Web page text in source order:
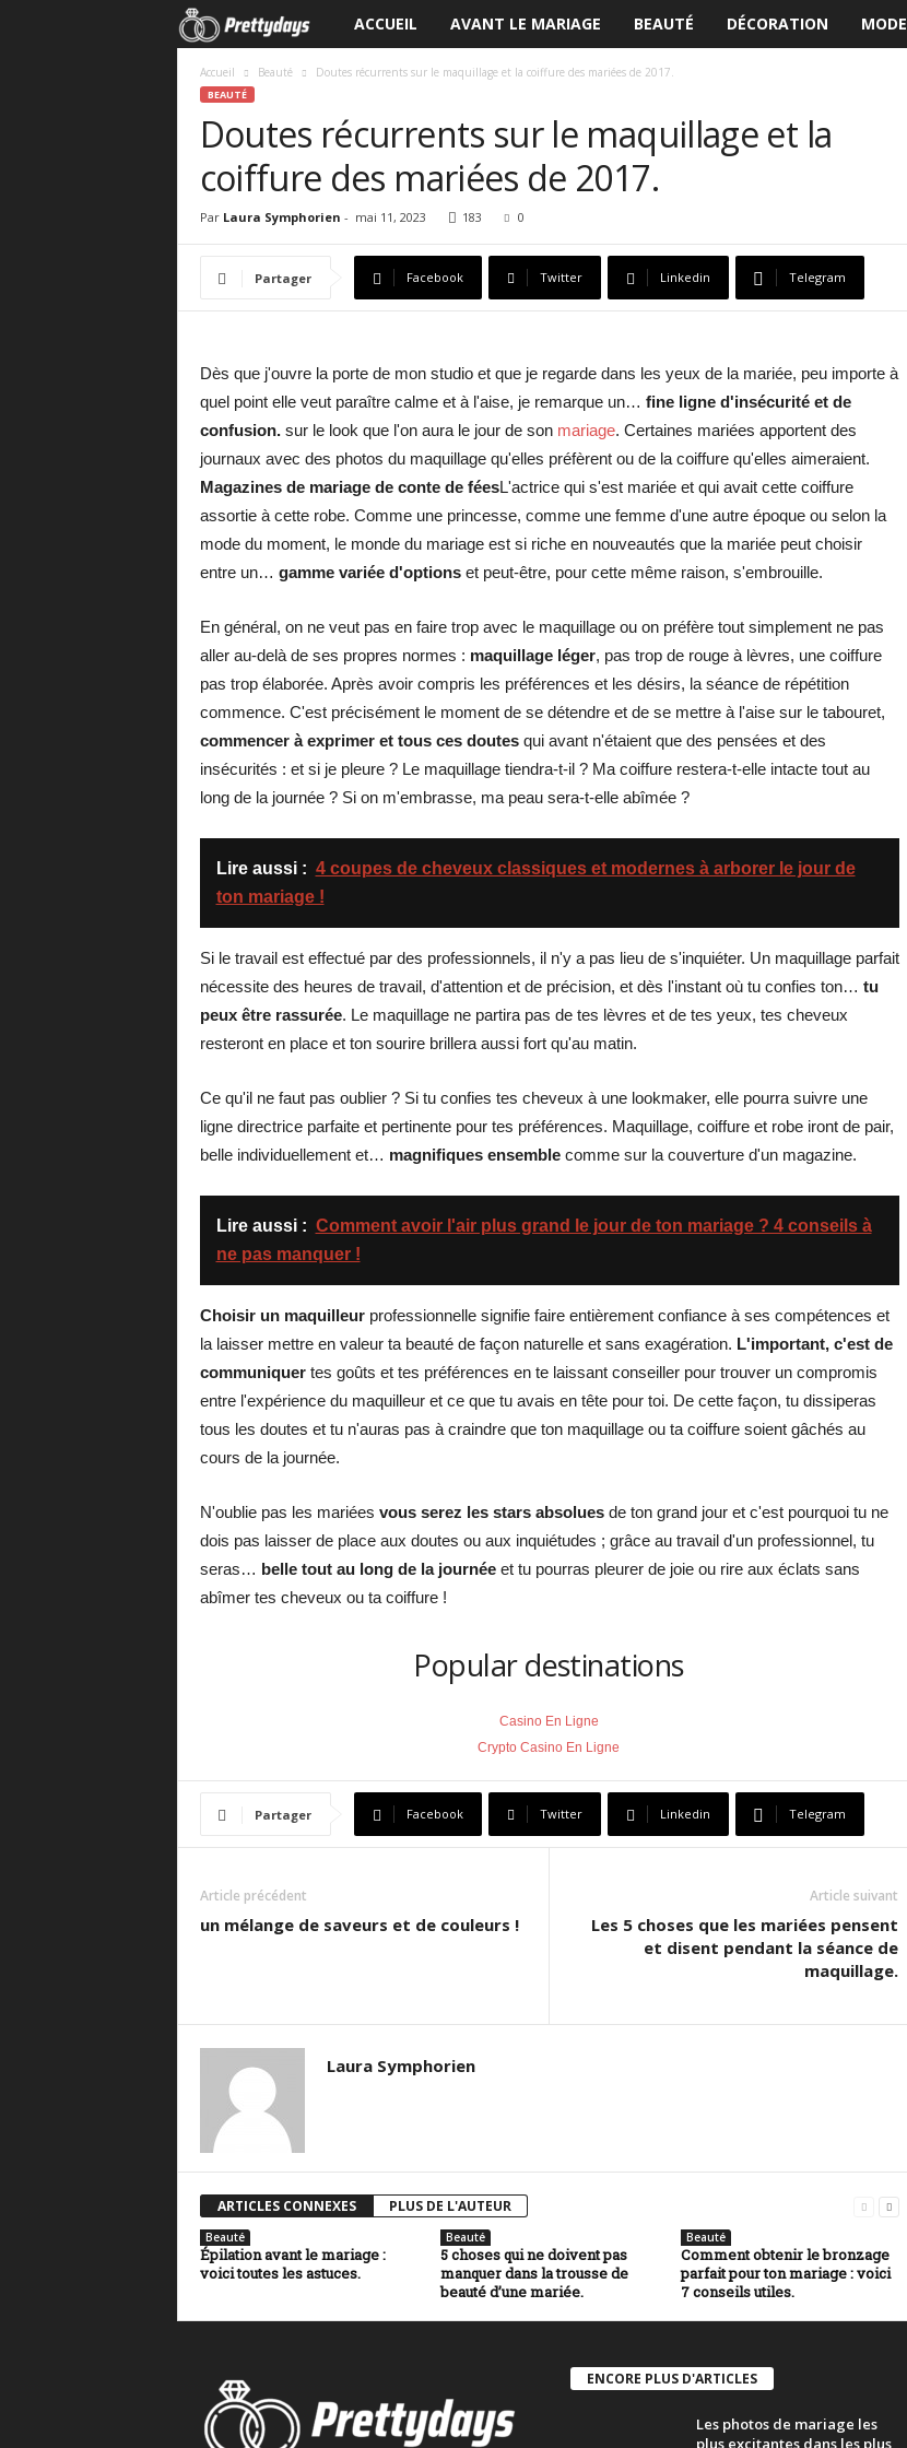
e
b
o
d
m
a
i
e
ACCUEIL AVANT LE MARIAGE BEAUTÉ DÉCORATION MODE
Accueil Beauté Doutes récurrents sur le maquillage et la coiffure des mariées de 2017.
BEAUTÉ
Doutes récurrents sur le maquillage et la
coiffure des mariées de 2017.
Par Laura Symphorien - mai 11, 2023 183 0
Partager Facebook Twitter Linkedin Telegram
Dès que j'ouvre la porte de mon studio et que je regarde dans les yeux de la mariée, peu importe à
quel point elle veut paraître calme et à l'aise, je remarque un… fine ligne d'insécurité et de
confusion.sur le look que l'on aura le jour de son mariage. Certaines mariées apportent des
journaux avec des photos du maquillage qu'elles préfèrent ou de la coiffure qu'elles aimeraient.
Magazines de mariage de conte de féesL'actrice qui s'est mariée et qui avait cette coiffure
assortie à cette robe. Comme une princesse, comme une femme d'une autre époque ou selon la
mode du moment, le monde du mariage est si riche en nouveautés que la mariée peut choisir
entre un… gamme variée d'optionset peut-être, pour cette même raison, s'embrouille.
En général, on ne veut pas en faire trop avec le maquillage ou on préfère tout simplement ne pas
aller au-delà de ses propres normes : maquillage léger, pas trop de rouge à lèvres, une coiffure
pas trop élaborée. Après avoir compris les préférences et les désirs, la séance de répétition
commence. C'est précisément le moment de se détendre et de se mettre à l'aise sur le tabouret,
commencer à exprimer et tous ces doutesqui avant n'étaient que des pensées et des
insécurités : et si je pleure ? Le maquillage tiendra-t-il ? Ma coiffure restera-t-elle intacte tout au
long de la journée ? Si on m'embrasse, ma peau sera-t-elle abîmée ?
Lire aussi : 4 coupes de cheveux classiques et modernes à arborer le jour de
ton mariage !
Si le travail est effectué par des professionnels, il n'y a pas lieu de s'inquiéter. Un maquillage parfait
nécessite des heures de travail, d'attention et de précision, et dès l'instant où tu confies ton… tu
peux être rassurée. Le maquillage ne partira pas de tes lèvres et de tes yeux, tes cheveux
resteront en place et ton sourire brillera aussi fort qu'au matin.
Ce qu'il ne faut pas oublier ? Si tu confies tes cheveux à une lookmaker, elle pourra suivre une
ligne directrice parfaite et pertinente pour tes préférences. Maquillage, coiffure et robe iront de pair,
belle individuellement et… magnifiques ensemblecomme sur la couverture d'un magazine.
Lire aussi : Comment avoir l'air plus grand le jour de ton mariage ? 4 conseils à
ne pas manquer !
Choisir un maquilleurprofessionnelle signifie faire entièrement confiance à ses compétences et
la laisser mettre en valeur ta beauté de façon naturelle et sans exagération. L'important, c'est de
communiquertes goûts et tes préférences en te laissant conseiller pour trouver un compromis
entre l'expérience du maquilleur et ce que tu avais en tête pour toi. De cette façon, tu dissiperas
tous les doutes et tu n'auras pas à craindre que ton maquillage ou ta coiffure soient gâchés au
cours de la journée.
N'oublie pas les mariées vous serez les stars absoluesde ton grand jour et c'est pourquoi tu ne
dois pas laisser de place aux doutes ou aux inquiétudes ; grâce au travail d'un professionnel, tu
seras… belle tout au long de la journéeet tu pourras pleurer de joie ou rire aux éclats sans
abîmer tes cheveux ou ta coiffure !
Popular destinations
Casino En Ligne
Crypto Casino En Ligne
Partager Facebook Twitter Linkedin Telegram
Article précédent
un mélange de saveurs et de couleurs !
Article suivant
Les 5 choses que les mariées pensent
et disent pendant la séance de
maquillage.
Laura Symphorien
ARTICLES CONNEXES PLUS DE L'AUTEUR
Beauté
Épilation avant le mariage :
voici toutes les astuces.
Beauté
5 choses qui ne doivent pas
manquer dans la trousse de
beauté d’une mariée.
Beauté
Comment obtenir le bronzage
parfait pour ton mariage : voici
7 conseils utiles.
ENCORE PLUS D'ARTICLES
Les photos de mariage les